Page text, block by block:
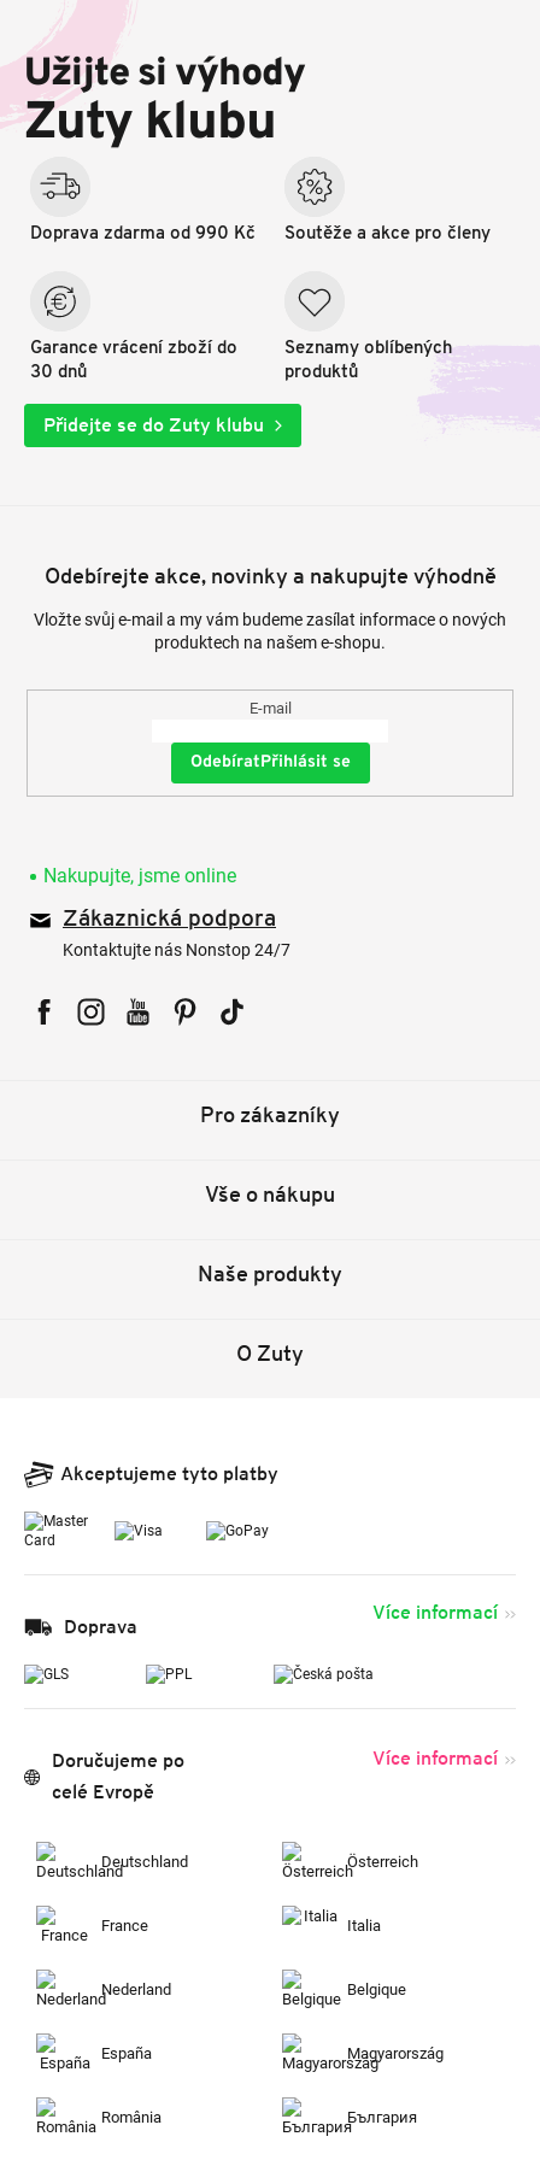
a
í
Užijte si výhody
Zuty klubu
Doprava zdarma od 990 Kč
Garance vrácení zboží do
30 dnů
Soutěže a akce pro členy
Seznamy oblíbených
produktů
Přidejte se do Zuty klubu
Odebírejte akce, novinky a nakupujte výhodně
Vložte svůj e-mail a my vám budeme zasílat informace o nových
produktech na našem e-shopu.
E-mail
Přihlásit se
Nakupujte, jsme online
Zákaznická podpora
Kontaktujte nás Nonstop 24/7
Pro zákazníky
Vše o nákupu
Naše produkty
O Zuty
Akceptujeme tyto platby
Doprava
Více informací
Doručujeme po
celé Evropě
Více informací
Deutschland Österreich
France Italia
Nederland Belgique
España Magyarország
România България